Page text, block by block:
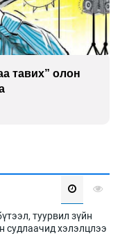
12 см-ээр өндөр
туурвил зүйн
судлаачид хэлэлцлээ